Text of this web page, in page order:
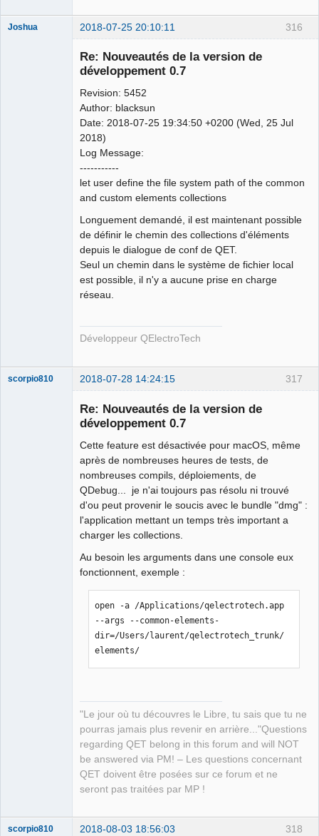
316
Joshua 2018-07-25 20:10:11
Re: Nouveautés de la version de
développement 0.7
Revision: 5452
Author: blacksun
Date: 2018-07-25 19:34:50 +0200 (Wed, 25 Jul
2018)
Log Message:
-----------
let user define the file system path of the common
and custom elements collections
Longuement demandé, il est maintenant possible
de définir le chemin des collections d'éléments
depuis le dialogue de conf de QET.
Seul un chemin dans le système de fichier local
est possible, il n'y a aucune prise en charge
réseau.
Développeur QElectroTech
317
scorpio810 2018-07-28 14:24:15
Re: Nouveautés de la version de
développement 0.7
Cette feature est désactivée pour macOS, même
après de nombreuses heures de tests, de
nombreuses compils, déploiements, de
QDebug... je n'ai toujours pas résolu ni trouvé
d'ou peut provenir le soucis avec le bundle "dmg" :
l'application mettant un temps très important a
charger les collections.
Au besoin les arguments dans une console eux
fonctionnent, exemple :
open -a /Applications/qelectrotech.app
--args --common-elements-
dir=/Users/laurent/qelectrotech_trunk/
elements/
"Le jour où tu découvres le Libre, tu sais que tu ne
pourras jamais plus revenir en arrière..."Questions
regarding QET belong in this forum and will NOT
be answered via PM! – Les questions concernant
QET doivent être posées sur ce forum et ne
seront pas traitées par MP !
318
scorpio810 2018-08-03 18:56:03